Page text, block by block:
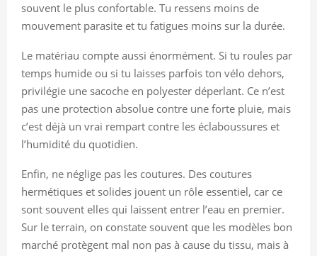
souvent le plus confortable. Tu ressens moins de
mouvement parasite et tu fatigues moins sur la durée.
Le matériau compte aussi énormément. Si tu roules par
temps humide ou si tu laisses parfois ton vélo dehors,
privilégie une sacoche en polyester déperlant. Ce n’est
pas une protection absolue contre une forte pluie, mais
c’est déjà un vrai rempart contre les éclaboussures et
l’humidité du quotidien.
Enfin, ne néglige pas les coutures. Des coutures
hermétiques et solides jouent un rôle essentiel, car ce
sont souvent elles qui laissent entrer l’eau en premier.
Sur le terrain, on constate souvent que les modèles bon
marché protègent mal non pas à cause du tissu, mais à